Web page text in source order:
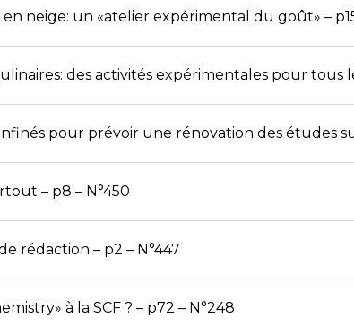
neige: un «atelier expérimental du goût» –
des activités expérimentales pour tous
pour prévoir une rénovation des études
– p8 – N°450
rédaction – p2 – N°447
à la SCF ? – p72 – N°248